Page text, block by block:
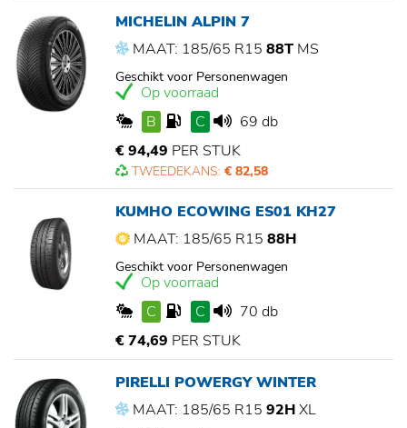
MICHELIN ALPIN 7
MAAT: 185/65 R15 88T MS
Geschikt voor Personenwagen
Op voorraad
B
C
69 db
€ 94,49 PER STUK
TWEEDEKANS: € 82,58
KUMHO ECOWING ES01 KH27
MAAT: 185/65 R15 88H
Geschikt voor Personenwagen
Op voorraad
C
C
70 db
€ 74,69 PER STUK
PIRELLI POWERGY WINTER
MAAT: 185/65 R15 92HXL